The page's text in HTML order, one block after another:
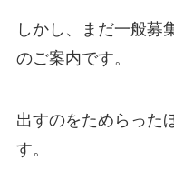
しかし、まだ一般募
のご案内です。
出すのをためらった
す。